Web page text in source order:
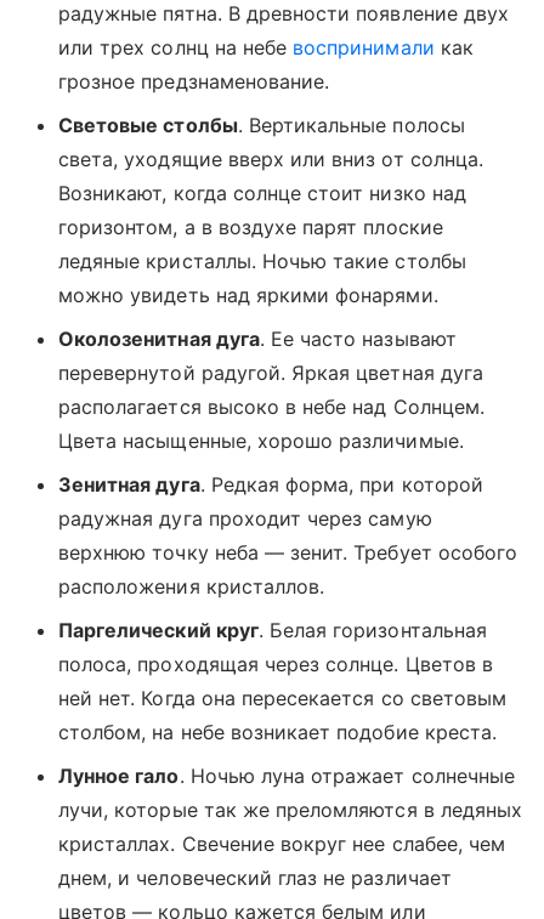
радужные пятна. В древности появление двух
или трех солнц на небе воспринимали как
грозное предзнаменование.
Световые столбы. Вертикальные полосы
света, уходящие вверх или вниз от солнца.
Возникают, когда солнце стоит низко над
горизонтом, а в воздухе парят плоские
ледяные кристаллы. Ночью такие столбы
можно увидеть над яркими фонарями.
Околозенитная дуга. Ее часто называют
перевернутой радугой. Яркая цветная дуга
располагается высоко в небе над Солнцем.
Цвета насыщенные, хорошо различимые.
Зенитная дуга. Редкая форма, при которой
радужная дуга проходит через самую
верхнюю точку неба — зенит. Требует особого
расположения кристаллов.
Паргелический круг. Белая горизонтальная
полоса, проходящая через солнце. Цветов в
ней нет. Когда она пересекается со световым
столбом, на небе возникает подобие креста.
Лунное гало. Ночью луна отражает солнечные
лучи, которые так же преломляются в ледяных
кристаллах. Свечение вокруг нее слабее, чем
днем, и человеческий глаз не различает
цветов — кольцо кажется белым или